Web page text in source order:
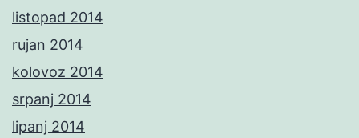
listopad 2014
rujan 2014
kolovoz 2014
srpanj 2014
lipanj 2014